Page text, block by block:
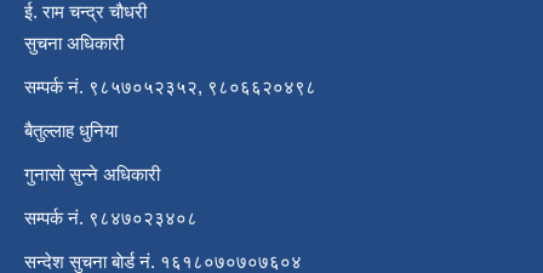
ई. राम चन्द्र चाैधरी
सुचना अधिकारी
सम्पर्क नं. ९८५७०५२३५२, ९८०६६२०४९८
बैतुल्लाह धुनिया
गुनासाे सुन्ने अधिकारी
सम्पर्क नं. ९८४७०२३४०८
सन्देश सुचना बाेर्ड नं. १६१८०७०७०७६०४